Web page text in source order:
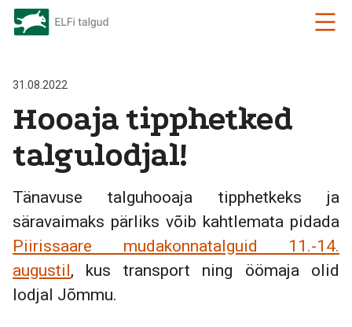
31.08.2022
Hooaja tipphetked
talgulodjal!
Tänavuse talguhooaja tipphetkeks ja
säravaimaks pärliks võib kahtlemata pidada
Piirissaare mudakonnatalguid 11.-14.
augustil, kus transport ning öömaja olid
lodjal Jõmmu.